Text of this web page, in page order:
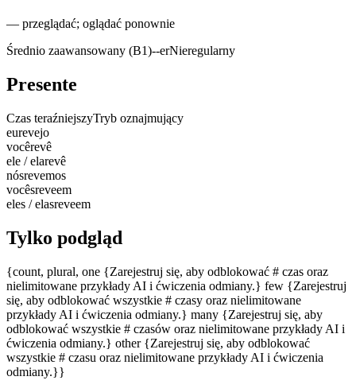
— przeglądać; oglądać ponownie
Średnio zaawansowany (B1)--erNieregularny
Presente
Czas teraźniejszyTryb oznajmujący
eurevejo
vocêrevê
ele / elarevê
nósrevemos
vocêsreveem
eles / elasreveem
Tylko podgląd
{count, plural, one {Zarejestruj się, aby odblokować # czas oraz
nielimitowane przykłady AI i ćwiczenia odmiany.} few {Zarejestruj
się, aby odblokować wszystkie # czasy oraz nielimitowane
przykłady AI i ćwiczenia odmiany.} many {Zarejestruj się, aby
odblokować wszystkie # czasów oraz nielimitowane przykłady AI i
ćwiczenia odmiany.} other {Zarejestruj się, aby odblokować
wszystkie # czasu oraz nielimitowane przykłady AI i ćwiczenia
odmiany.}}